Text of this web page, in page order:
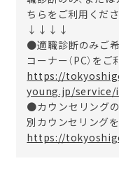
ちらをご利用くださ
↓↓↓↓
●適職診断のみご
コーナー（PC）をご
https://
young.jp/
●カウンセリング
別カウンセリング
https://